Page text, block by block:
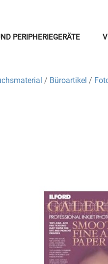
PERIPHERIEGERÄTE
/ Büroartikel /